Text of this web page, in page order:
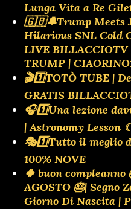
Lunga Vita a Re
🇬🇧🔔Trump Meets
Hilarious SNL Cold
LIVE BILLACCIOTV
TRUMP |
🎬1️⃣TOTÒ TUBE |
GRATIS
🎧1️⃣Una lezione
| Astronomy
🎭1️⃣Tutto il meglio
100% NOVE
🍀 buon
AGOSTO 🎂| Segno
Giorno Di Nascita |